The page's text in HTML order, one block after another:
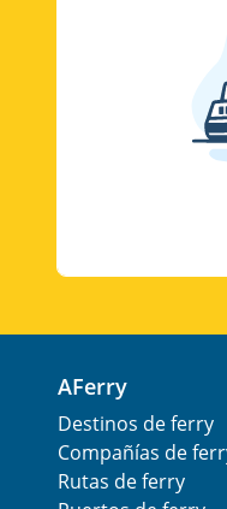
AFerry
Destinos de ferry
Compañías de
Rutas de ferry